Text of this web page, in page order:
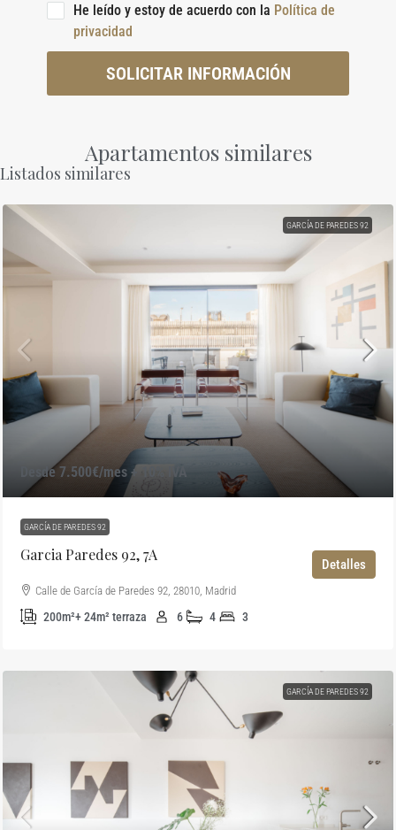
He leído y estoy de acuerdo con la Política de
privacidad
SOLICITAR INFORMACIÓN
Apartamentos similares
Listados similares
GARCÍA DE PAREDES 92
Desde 7.500€/mes + 10% IVA
GARCÍA DE PAREDES 92
Garcia Paredes 92, 7A
Calle de García de Paredes 92, 28010, Madrid
3
4
6
200m²+ 24m² terraza
Detalles
GARCÍA DE PAREDES 92